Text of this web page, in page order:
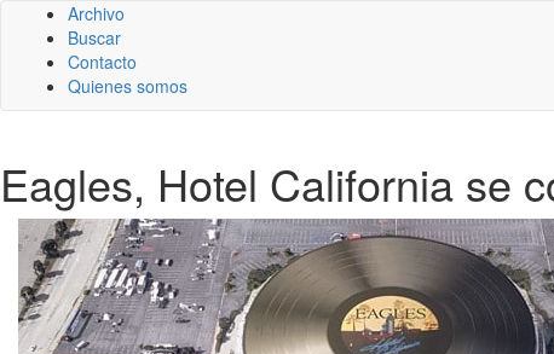
Archivo
Buscar
Contacto
Quienes somos
Eagles, Hotel California se